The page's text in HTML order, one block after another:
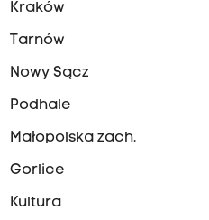
Kraków
Tarnów
Nowy Sącz
Podhale
Małopolska zach.
Gorlice
Kultura